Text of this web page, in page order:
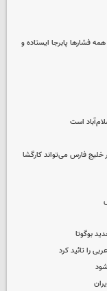
فشارها پابرجا ایستاده و
است
فارس می‌تواند کارگشا
بوگوتا